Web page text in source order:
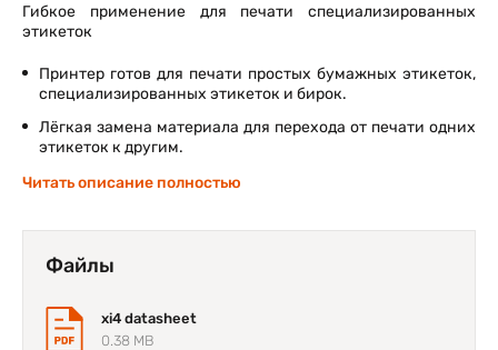
Гибкое применение для печати специализированных
этикеток
Принтер готов для печати простых бумажных этикеток,
специализированных этикеток и бирок.
Лёгкая замена материала для перехода от печати одних
этикеток к другим.
Устойчиво высокое качество печати на материалах
Принтер Xi4 осуществляет печать материалов разной
ширины с разным разрешением – от миниатюрных
этикеток для маркировки компонентов до этикеток
для маркировки контейнеров с химическими
веществами.
Читать описание полностью
Файлы
xi4 datasheet
0.38 MB